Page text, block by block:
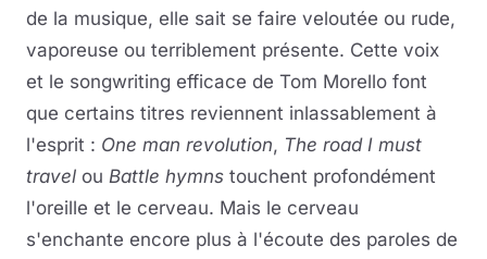
de la musique, elle sait se faire veloutée ou rude,
vaporeuse ou terriblement présente. Cette voix
et le songwriting efficace de Tom Morello font
que certains titres reviennent inlassablement à
l'esprit : One man revolution, The road I must
travel ou Battle hymns touchent profondément
l'oreille et le cerveau. Mais le cerveau
s'enchante encore plus à l'écoute des paroles de